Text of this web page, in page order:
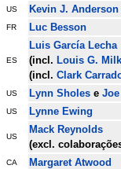
US Kevin J. Anderson
FR Luc Besson
ES
Luis García Lecha
(incl. Louis G. Milk
(incl. Clark
US Lynn Sholes e
US Lynne Ewing
US
Mack Reynolds
(excl.
CA Margaret Atwood